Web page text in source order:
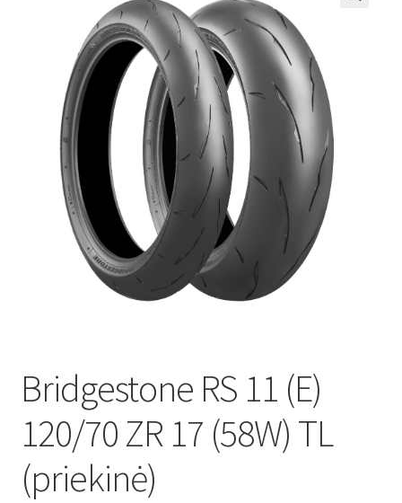
Kontaktai
Bridgestone RS 11 (E)
120/70 ZR 17 (58W) TL
(priekinė)